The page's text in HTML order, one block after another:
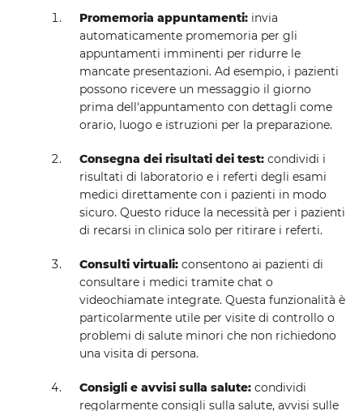
Promemoria appuntamenti: invia
automaticamente promemoria per gli
appuntamenti imminenti per ridurre le
mancate presentazioni. Ad esempio, i pazienti
possono ricevere un messaggio il giorno
prima dell'appuntamento con dettagli come
orario, luogo e istruzioni per la preparazione.
Consegna dei risultati dei test: condividi i
risultati di laboratorio e i referti degli esami
medici direttamente con i pazienti in modo
sicuro. Questo riduce la necessità per i pazienti
di recarsi in clinica solo per ritirare i referti.
Consulti virtuali: consentono ai pazienti di
consultare i medici tramite chat o
videochiamate integrate. Questa funzionalità è
particolarmente utile per visite di controllo o
problemi di salute minori che non richiedono
una visita di persona.
Consigli e avvisi sulla salute: condividi
regolarmente consigli sulla salute, avvisi sulle